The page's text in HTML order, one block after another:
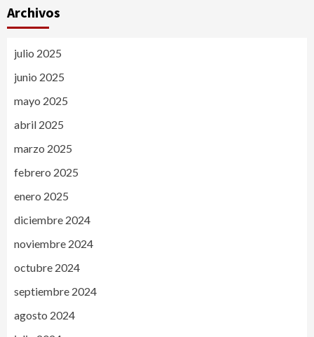
Archivos
julio 2025
junio 2025
mayo 2025
abril 2025
marzo 2025
febrero 2025
enero 2025
diciembre 2024
noviembre 2024
octubre 2024
septiembre 2024
agosto 2024